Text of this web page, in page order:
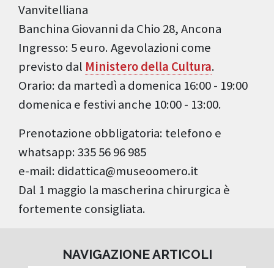
Vanvitelliana
Banchina Giovanni da Chio 28, Ancona
Ingresso: 5 euro. Agevolazioni come
previsto dal Ministero della Cultura.
Orario: da martedì a domenica 16:00 - 19:00
domenica e festivi anche 10:00 - 13:00.
Prenotazione obbligatoria: telefono e
whatsapp: 335 56 96 985
e-mail: didattica@museoomero.it
Dal 1 maggio la mascherina chirurgica è
fortemente consigliata.
NAVIGAZIONE ARTICOLI